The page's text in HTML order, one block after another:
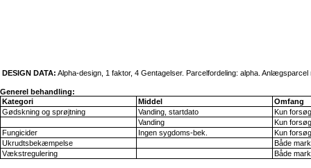
DESIGN DATA: Alpha-design, 1 faktor, 4 Gentagelser. Parcelfordeling: alpha. Anlægsparcel
Generel behandling:
Kategori
Middel
Omfang
Gødskning og sprøjtning
Vanding, startdato
Kun forsøg
Vanding
Kun forsøg
Fungicider
Ingen sygdoms-bek.
Kun forsøg
Ukrudtsbekæmpelse
Både
Vækstregulering
Både